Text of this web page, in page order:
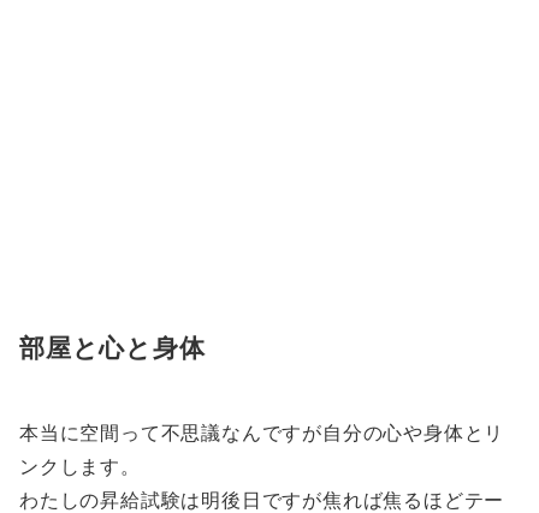
部屋と心と身体
本当に空間って不思議なんですが自分の心や身体とリ
ンクします。
わたしの昇給試験は明後日ですが焦れば焦るほどテー